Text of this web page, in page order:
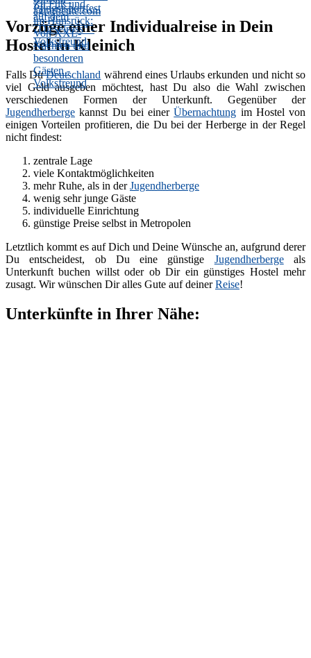
Vorzüge einer Individualreise in Dein
Hostel in Kleinich
Falls DuDeutschland während eines Urlaubs erkunden und nicht so
viel Geld ausgeben möchtest, hast Du also die Wahl zwischen
verschiedenen Formen der Unterkunft. Gegenüber der
Jugendherberge kannst Du bei einerÜbernachtung im Hostel von
einigen Vorteilen profitieren, die Du bei der Herberge in der Regel
nicht findest:
zentrale Lage
viele Kontaktmöglichkeiten
mehr Ruhe, als in derJugendherberge
wenig sehr junge Gäste
individuelle Einrichtung
günstige Preise selbst in Metropolen
Letztlich kommt es auf Dich und Deine Wünsche an, aufgrund derer
Du entscheidest, ob Du eine günstige Jugendherbergeals
Unterkunft buchen willst oder ob Dir ein günstiges Hostel mehr
zusagt. Wir wünschen Dir alles Gute auf deinerReise!
Unterkünfte in Ihrer Nähe: